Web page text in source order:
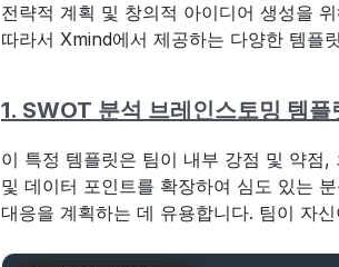
전략적 계획 및 창의적 아이디어 생성을
따라서 Xmind에서 제공하는 다양한 템플
1. SWOT 분석 브레인스토밍 템플
이 특정 템플릿은 팀이 내부 강점 및 약점
및 데이터 포인트를 확장하여 심도 있는
대응을 계획하는 데 유용합니다. 팀이 자